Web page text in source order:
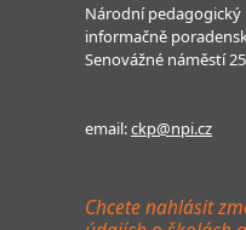
Národní
informačně
Senovážné náměstí
email:ckp@npi.cz
Chcete nahlásit